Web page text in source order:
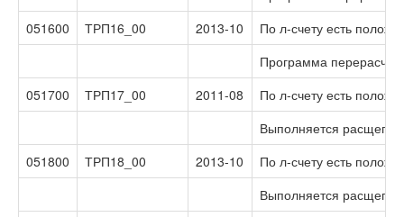
051600
ТРП16_00 2013-10
По л-счету есть
Программа
051700
ТРП17_00 2011-08
По л-счету есть
Выполняется
051800
ТРП18_00 2013-10
По л-счету есть
Выполняется